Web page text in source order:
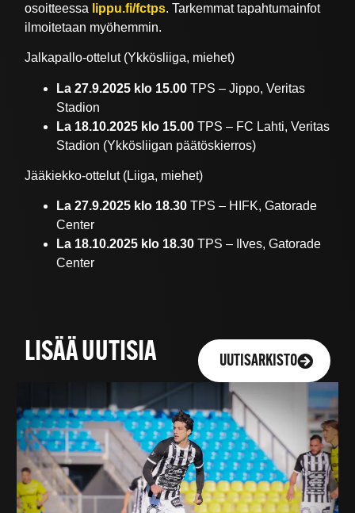
osoitteessa lippu.fi/fctps. Tarkemmat tapahtumainfot
ilmoitetaan myöhemmin.
Jalkapallo-ottelut (Ykkösliiga, miehet)
La 27.9.2025 klo 15.00 TPS – Jippo, Veritas
Stadion
La 18.10.2025 klo 15.00 TPS – FC Lahti, Veritas
Stadion (Ykkösliigan päätöskierros)
Jääkiekko-ottelut (Liiga, miehet)
La 27.9.2025 klo 18.30 TPS – HIFK, Gatorade
Center
La 18.10.2025 klo 18.30 TPS – Ilves, Gatorade
Center
LISÄÄ UUTISIA UUTISARKISTO